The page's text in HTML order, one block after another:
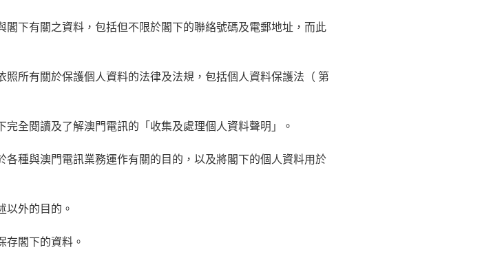
下有關之資料，包括但不限於閣下的聯絡號碼及電郵地址，而此
所有關於保護個人資料的法律及法規，包括個人資料保護法（ 第
全閱讀及了解澳門電訊的「收集及處理個人資料聲明」。
種與澳門電訊業務運作有關的目的，以及將閣下的個人資料用於
外的目的。
閣下的資料。